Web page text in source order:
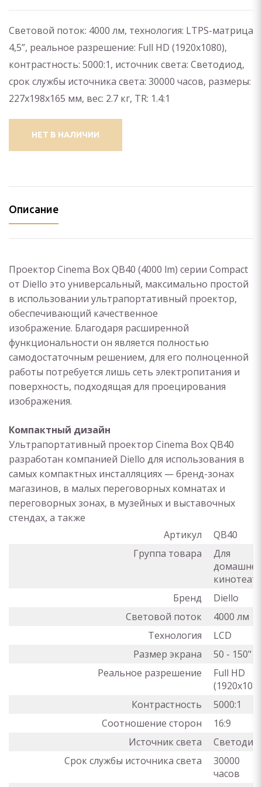
для проектора
для панелей
Световой поток: 4000 лм, технология: LTPS-матрица
4,5”, реальное разрешение: Full HD (1920x1080),
контрастность: 5000:1, источник света: Светодиод,
срок службы источника света: 30000 часов, размеры:
227x198x165 мм, вес: 2.7 кг, TR: 1.4:1
НЕТ В НАЛИЧИИ
Описание
Проектор Cinema Box QB40 (4000 lm) серии Compact
от Diello это универсальный, максимально простой
в использовании ультрапортативный проектор,
обеспечивающий качественное
изображение. Благодаря расширенной
функциональности он является полностью
самодостаточным решением, для его полноценной
работы потребуется лишь сеть электропитания и
поверхность, подходящая для проецирования
изображения.
Компактный дизайн
Ультрапортативный проектор Cinema Box QB40
разработан компанией Diello для использования в
самых компактных инсталляциях — бренд-зонах
магазинов, в малых переговорных комнатах и
переговорных зонах, в музейных и выставочных
стендах, а также
Артикул
QB40
Группа товара
Для
Бренд
Diello
Световой поток
4000 лм
Технология
LCD
Размер экрана
50 - 150"
Реальное разрешение
Full HD
Контрастность
5000:1
Соотношение сторон
16:9
Источник света
Срок службы источника света
30000
часов